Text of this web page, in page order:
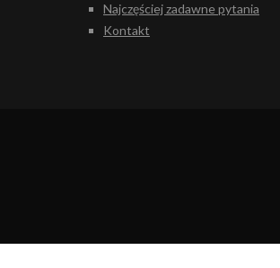
Najczęściej zadawne pytania
Kontakt